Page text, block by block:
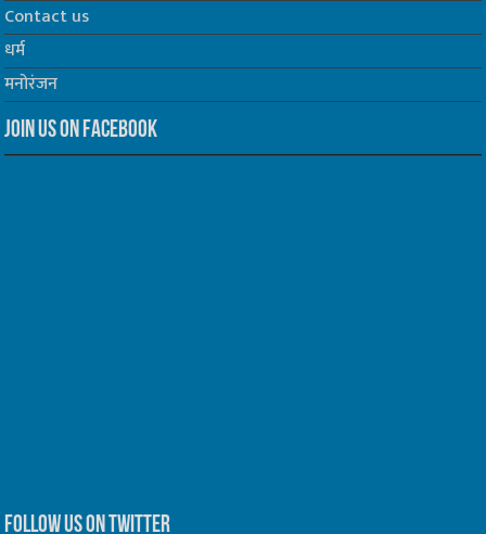
Contact us
धर्म
मनोरंजन
Join us on Facebook
Follow us on Twitter